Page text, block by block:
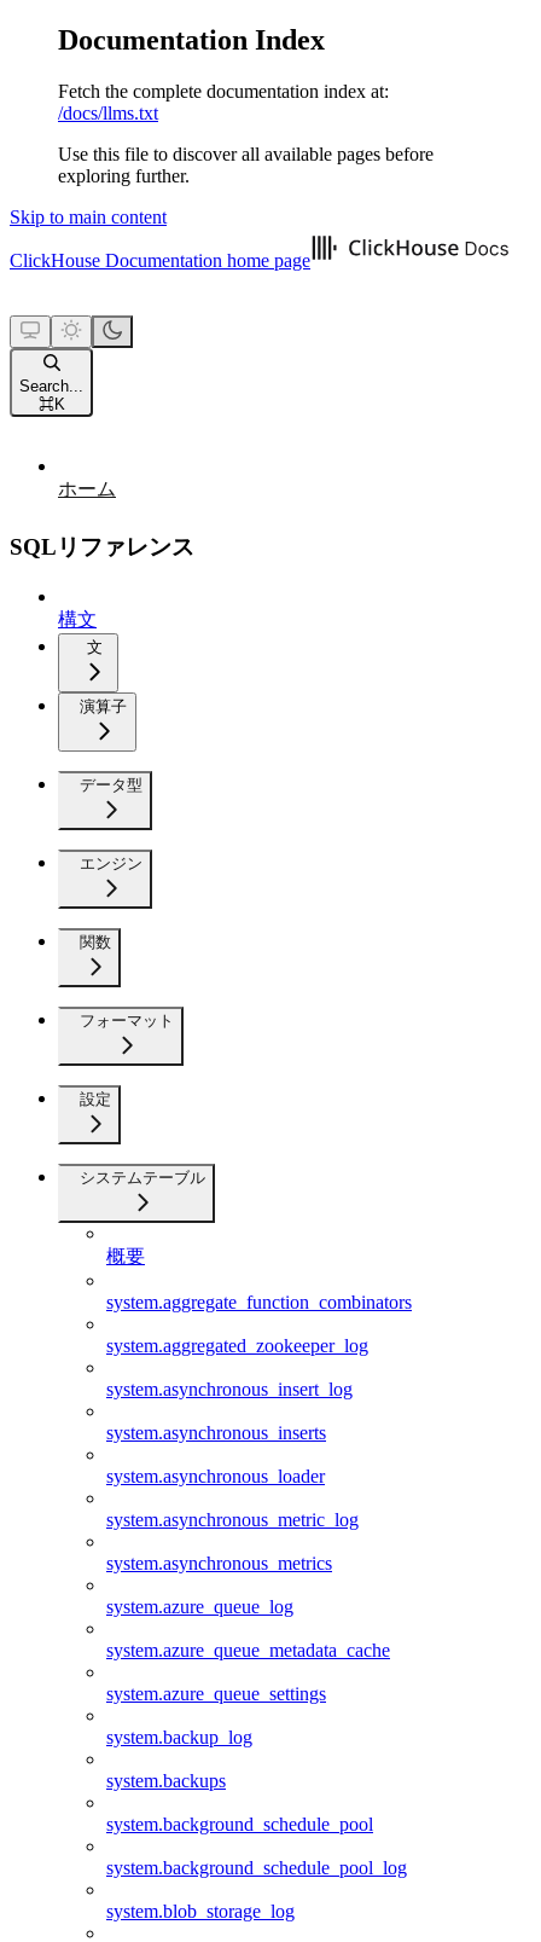
Documentation Index
Fetch the complete documentation index at:
/docs/llms.txt
Use this file to discover all available pages before
exploring further.
Skip to main content
ClickHouse Documentation home page
Search...
⌘K
ホーム
SQLリファレンス
構文
文
演算子
データ型
エンジン
関数
フォーマット
設定
システムテーブル
概要
system.aggregate_function_combinators
system.aggregated_zookeeper_log
system.asynchronous_insert_log
system.asynchronous_inserts
system.asynchronous_loader
system.asynchronous_metric_log
system.asynchronous_metrics
system.azure_queue_log
system.azure_queue_metadata_cache
system.azure_queue_settings
system.backup_log
system.backups
system.background_schedule_pool
system.background_schedule_pool_log
system.blob_storage_log